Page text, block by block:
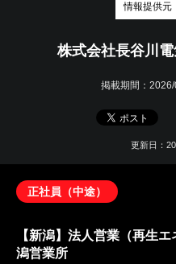
情報提供元
株式会社長谷川
掲載期間：
更新日：
正社員（中途）
【新潟】法人営業（再生
潟営業所